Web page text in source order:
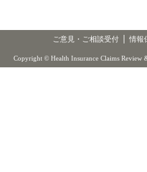
ご意見・ご相談受付 情報
Copyright © Health Insurance Claims Review